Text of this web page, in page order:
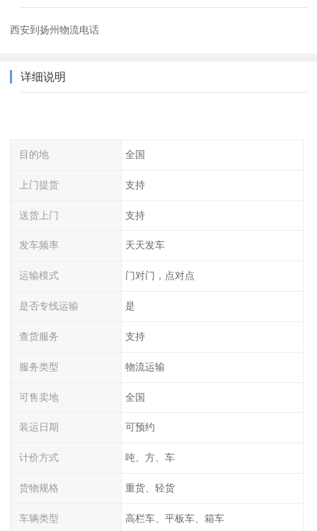
西安到扬州物流电话
详细说明
目的地 全国
上门提货 支持
送货上门 支持
发车频率 天天发车
运输模式 门对门，点对点
是否专线运输 是
查货服务 支持
服务类型 物流运输
可售卖地 全国
装运日期 可预约
计价方式 吨、方、车
货物规格 重货、轻货
车辆类型 高栏车、平板车、箱车